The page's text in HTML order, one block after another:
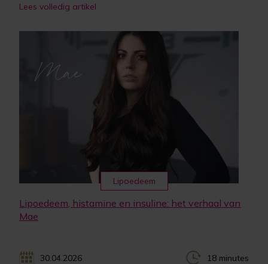
Lees volledig artikel
Lipoedeem
Lipoedeem, histamine en insuline: het verhaal van
Mae
30.04.2026 18 minutes